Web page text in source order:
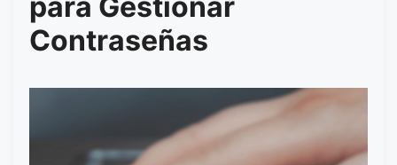
para Gestionar
Contraseñas